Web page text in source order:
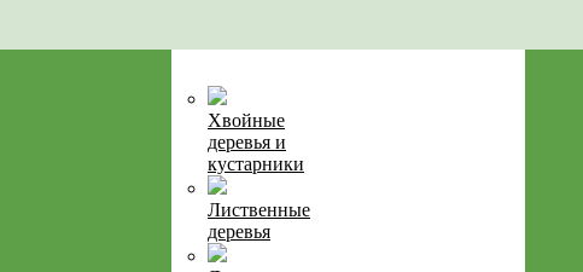
Хвойные
деревья и
кустарники
Лиственные
деревья